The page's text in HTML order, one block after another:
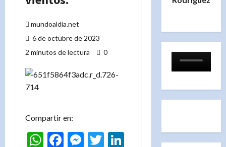
mundoaldia.net
6 de octubre de 2023
2 minutos de lectura
0
Compartir en:
WhatsApp
Facebook
Messenger
TwitterLinkedIn